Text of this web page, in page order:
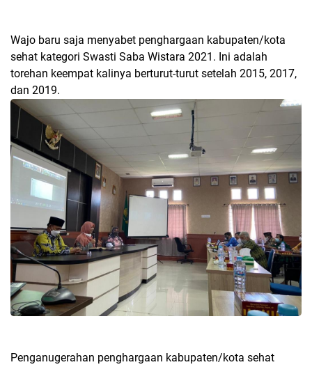
Wajo baru saja menyabet penghargaan kabupaten/kota
sehat kategori Swasti Saba Wistara 2021. Ini adalah
torehan keempat kalinya berturut-turut setelah 2015, 2017,
dan 2019.
Penganugerahan penghargaan kabupaten/kota sehat